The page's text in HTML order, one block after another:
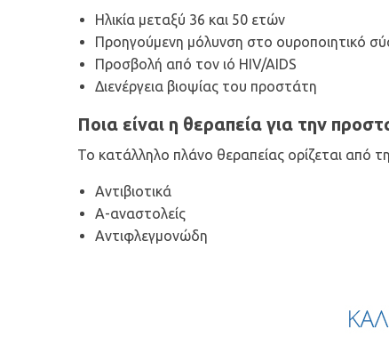
Ηλικία μεταξύ 36 και 50 ετών
Προηγούμενη μόλυνση στο ουροποιητικό
Προσβολή από τον ιό HIV/AIDS
Διενέργεια βιοψίας του προστάτη
Ποια είναι η θεραπεία για την
Το κατάλληλο πλάνο θεραπείας ορίζεται από
Αντιβιοτικά
Α-αναστολείς
Αντιφλεγμονώδη